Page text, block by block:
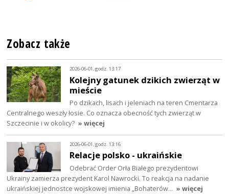
Zobacz także
2026-06-01, godz. 13:17
Kolejny gatunek dzikich zwierząt w
mieście
Po dzikach, lisach i jeleniach na teren Cmentarza
Centralnego weszły łosie. Co oznacza obecność tych zwierząt w
Szczecinie i w okolicy? » więcej
2026-06-01, godz. 13:16
Relacje polsko - ukraińskie
Odebrać Order Orła Białego prezydentowi
Ukrainy zamierza prezydent Karol Nawrocki. To reakcja na nadanie
ukraińskiej jednostce wojskowej imienia „Bohaterów… » więcej